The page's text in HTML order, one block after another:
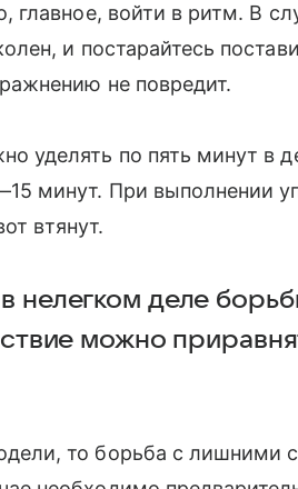
главное, войти в ритм. В
и постарайтесь
не повредит.
уделять по пять минут в
минут. При выполнении
втянут.
нелегком деле
можно
то борьба с лишними